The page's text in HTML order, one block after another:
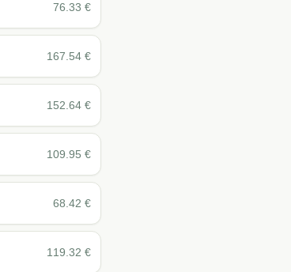
76.33 €
167.54 €
152.64 €
109.95 €
68.42 €
119.32 €